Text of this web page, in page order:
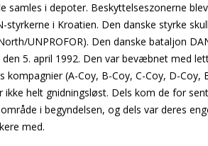
samles i depoter. Beskyttelseszonerne
i Kroatien. Den danske styrke
UNPROFOR). Den danske bataljon
5. april 1992. Den var bevæbnet med
(A-Coy, B-Coy, C-Coy, D-Coy,
ikke helt gnidningsløst. Dels kom de for
i begyndelsen, og dels var deres
med.